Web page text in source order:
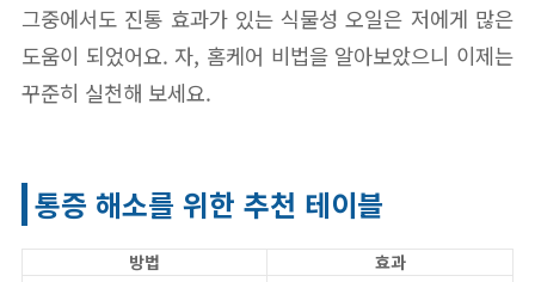
그중에서도 진통 효과가 있는 식물성 오일은 저에게 많은
도움이 되었어요. 자, 홈케어 비법을 알아보았으니 이제는
꾸준히 실천해 보세요.
통증 해소를 위한 추천 테이블
방법
효과